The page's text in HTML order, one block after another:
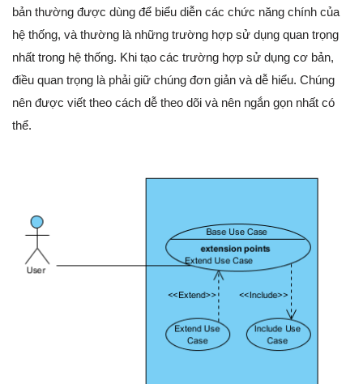
bản thường được dùng để biểu diễn các chức năng chính của
hệ thống, và thường là những trường hợp sử dụng quan trọng
nhất trong hệ thống. Khi tạo các trường hợp sử dụng cơ bản,
điều quan trọng là phải giữ chúng đơn giản và dễ hiểu. Chúng
nên được viết theo cách dễ theo dõi và nên ngắn gọn nhất có
thể.